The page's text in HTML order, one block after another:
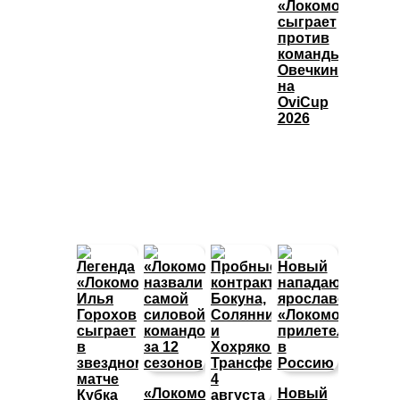
«Локомотива»
сыграет
против
команды
Овечкина
на
OviCup
2026
«Локомотив» Новый